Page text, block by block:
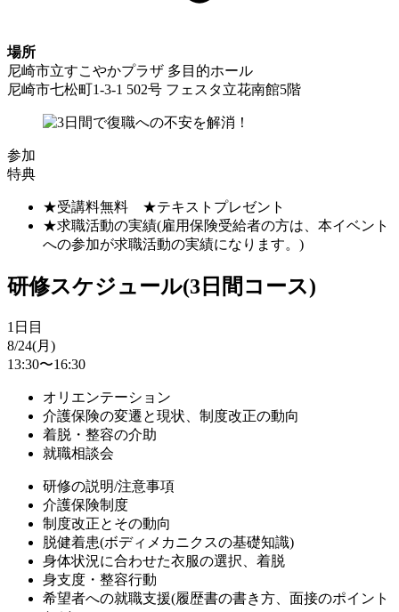
場所
尼崎市立すこやかプラザ 多目的ホール
尼崎市七松町1-3-1 502号 フェスタ立花南館5階
参加
特典
★受講料無料 ★テキストプレゼント
★求職活動の実績(雇用保険受給者の方は、本イベント
への参加が求職活動の実績になります。)
研修スケジュール(3日間コース)
1日目
8/24(月)
13:30〜16:30
オリエンテーション
介護保険の変遷と現状、制度改正の動向
着脱・整容の介助
就職相談会
研修の説明/注意事項
介護保険制度
制度改正とその動向
脱健着患(ボディメカニクスの基礎知識)
身体状況に合わせた衣服の選択、着脱
身支度・整容行動
希望者への就職支援(履歴書の書き方、面接のポイント